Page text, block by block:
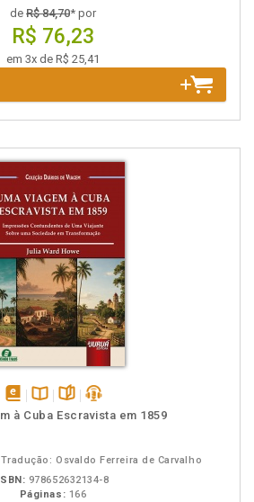
de R$ 84,70* por
R$ 76,23
em 3x de R$ 25,41
disponívelDisponível
páginaspodcast
à Cuba Escravista em 1859
Osvaldo Ferreira de Carvalho
ISBN: 978652632134-8
Páginas: 166